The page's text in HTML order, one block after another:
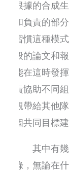
根據的合成
和負責的部
習慣這種模
般的論文和
能在這時發
責協助不同
觀帶給其他
個共同目標
其中有幾
錄，無論在